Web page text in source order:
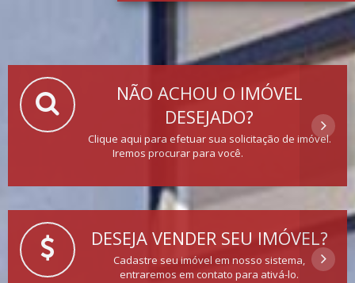
NÃO ACHOU O IMÓVEL
DESEJADO?
Clique aqui para efetuar sua solicitação de imóvel.
Iremos procurar para você.
DESEJA VENDER SEU IMÓVEL?
Cadastre seu imóvel em nosso sistema,
entraremos em contato para ativá-lo.